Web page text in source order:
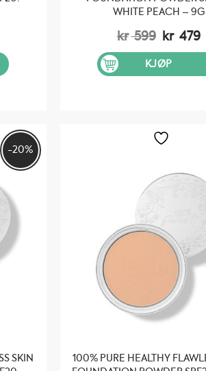
WHITE PEACH – 9G
kr599
var:
kr 599.
kr 479
KJØP
-20%
SKIN
100% PURE HEALTHY